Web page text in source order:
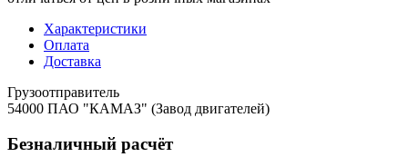
Характеристики
Оплата
Доставка
Грузоотправитель
54000 ПАО "КАМАЗ" (Завод двигателей)
Безналичный расчёт